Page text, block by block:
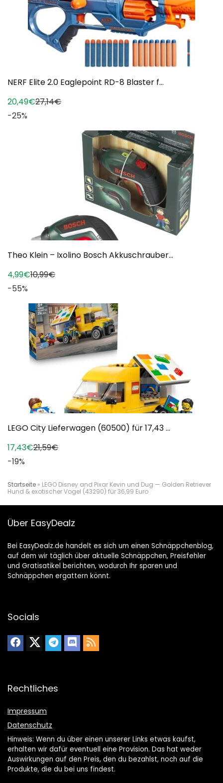
NERF Elite 2.0 Eaglepoint RD-8 Blaster f...
20,49€27,14€
-25%
Theo Klein – Ixolino Bosch Akkuschrauber...
4,99€10,99€
-55%
LEGO City Lieferwagen (60500) für 17,43 ...
17,43€21,59€
-19%
Startseite » LEGO Disney and Pixar Kevin und Dug — Golden Retriever
Hund & exotischer Vogel (43290) für 36,99 Euro
Über EasyDealz
Bei EasyDealz.de handelt es sich um einen Schnäppchenblog,
auf dem wir täglich über aktuelle Schnäppchen, Preisfehler
und Gratisatikel berichten, wodurch Ihr sparen und
Schnäppchen ergattern könnt.
Socials
Rechtliches
Impressum
Datenschutz
Hinweis: Wenn du über einen unserer Links etwas kaufst,
erhalten wir dafür eventuell eine Provision. Das hat weder
Auswirkungen auf den Preis, den du bezahlst, noch auf die
Produkte, die du bei uns findest.